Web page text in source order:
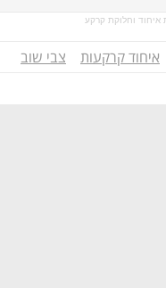
איחוד וחלוקת קרקע
איחוד קרקעות צבי שוב